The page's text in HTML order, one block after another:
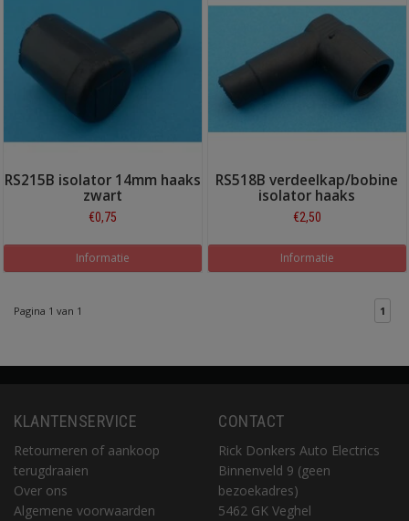
RS215B isolator 14mm haaks
zwart
€0,75
Informatie
RS518B verdeelkap/bobine
isolator haaks
€2,50
Informatie
Pagina 1 van 1 1
KLANTENSERVICE
Retourneren of aankoop
terugdraaien
Over ons
Algemene voorwaarden
CONTACT
Rick Donkers Auto Electrics
Binnenveld 9 (geen
bezoekadres)
5462 GK Veghel